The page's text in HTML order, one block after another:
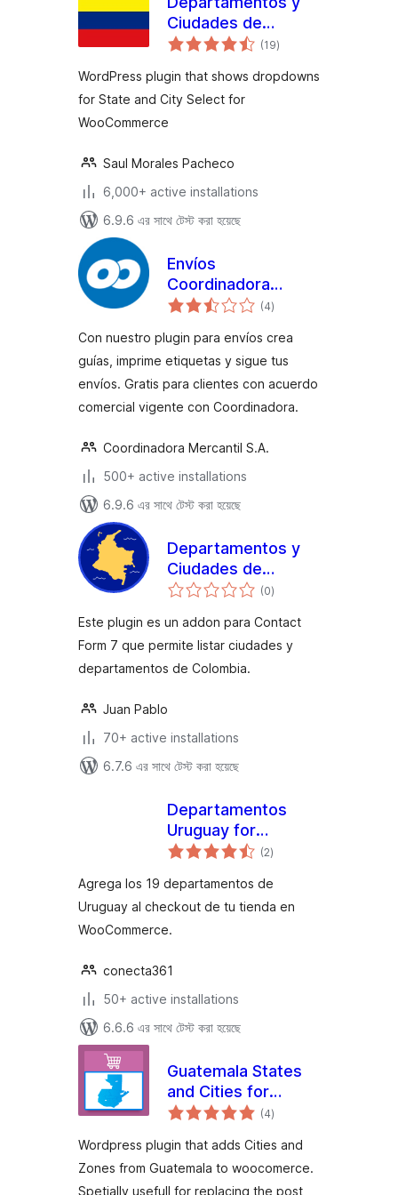
Ciudades de
Colombia para
(19total
ratings
)
WordPress plugin that shows dropdowns
for State and City Select for
WooCommerce
Saul Morales Pacheco
6,000+ active installations
6.9.6 এর সাথে টেস্ট করা হয়েছে
Envíos
Coordinadora
Woocommerce
WordPress plugin
(4total
ratings
)
Con nuestro plugin para envíos crea
guías, imprime etiquetas y sigue tus
envíos. Gratis para clientes con acuerdo
comercial vigente con Coordinadora.
Coordinadora Mercantil S.A.
500+ active installations
6.9.6 এর সাথে টেস্ট করা হয়েছে
Departamentos y
Ciudades de
Colombia para
(0total
ratings
)
Este plugin es un addon para Contact
Form 7 que permite listar ciudades y
departamentos de Colombia.
Juan Pablo
70+ active installations
6.7.6 এর সাথে টেস্ট করা হয়েছে
Departamentos
Uruguay for
WooCommerce
(2total
ratings
)
Agrega los 19 departamentos de
Uruguay al checkout de tu tienda en
WooCommerce.
conecta361
50+ active installations
6.6.6 এর সাথে টেস্ট করা হয়েছে
Guatemala States
and Cities for
WooCommerce
(4total
ratings
)
Wordpress plugin that adds Cities and
Zones from Guatemala to woocomerce.
Spetially usefull for replacing the post